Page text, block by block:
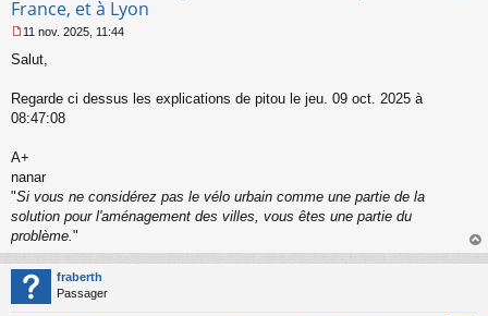
France, et à Lyon
e
s
a
g
n
o
n
u
11 nov. 2025, 11:44
Salut,
Regarde ci dessus les explications de pitou le jeu. 09 oct. 2025 à
08:47:08
A+
nanar
"Si vous ne considérez pas le vélo urbain comme une partie de la
solution pour l'aménagement des villes, vous êtes une partie du
problème. "
au
fraberth
Passager